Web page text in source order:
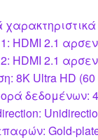
χαρακτηριστικά
HDMI 2.1
HDMI 2.1
8K Ultra HD (60
δεδομένων:
Gold-